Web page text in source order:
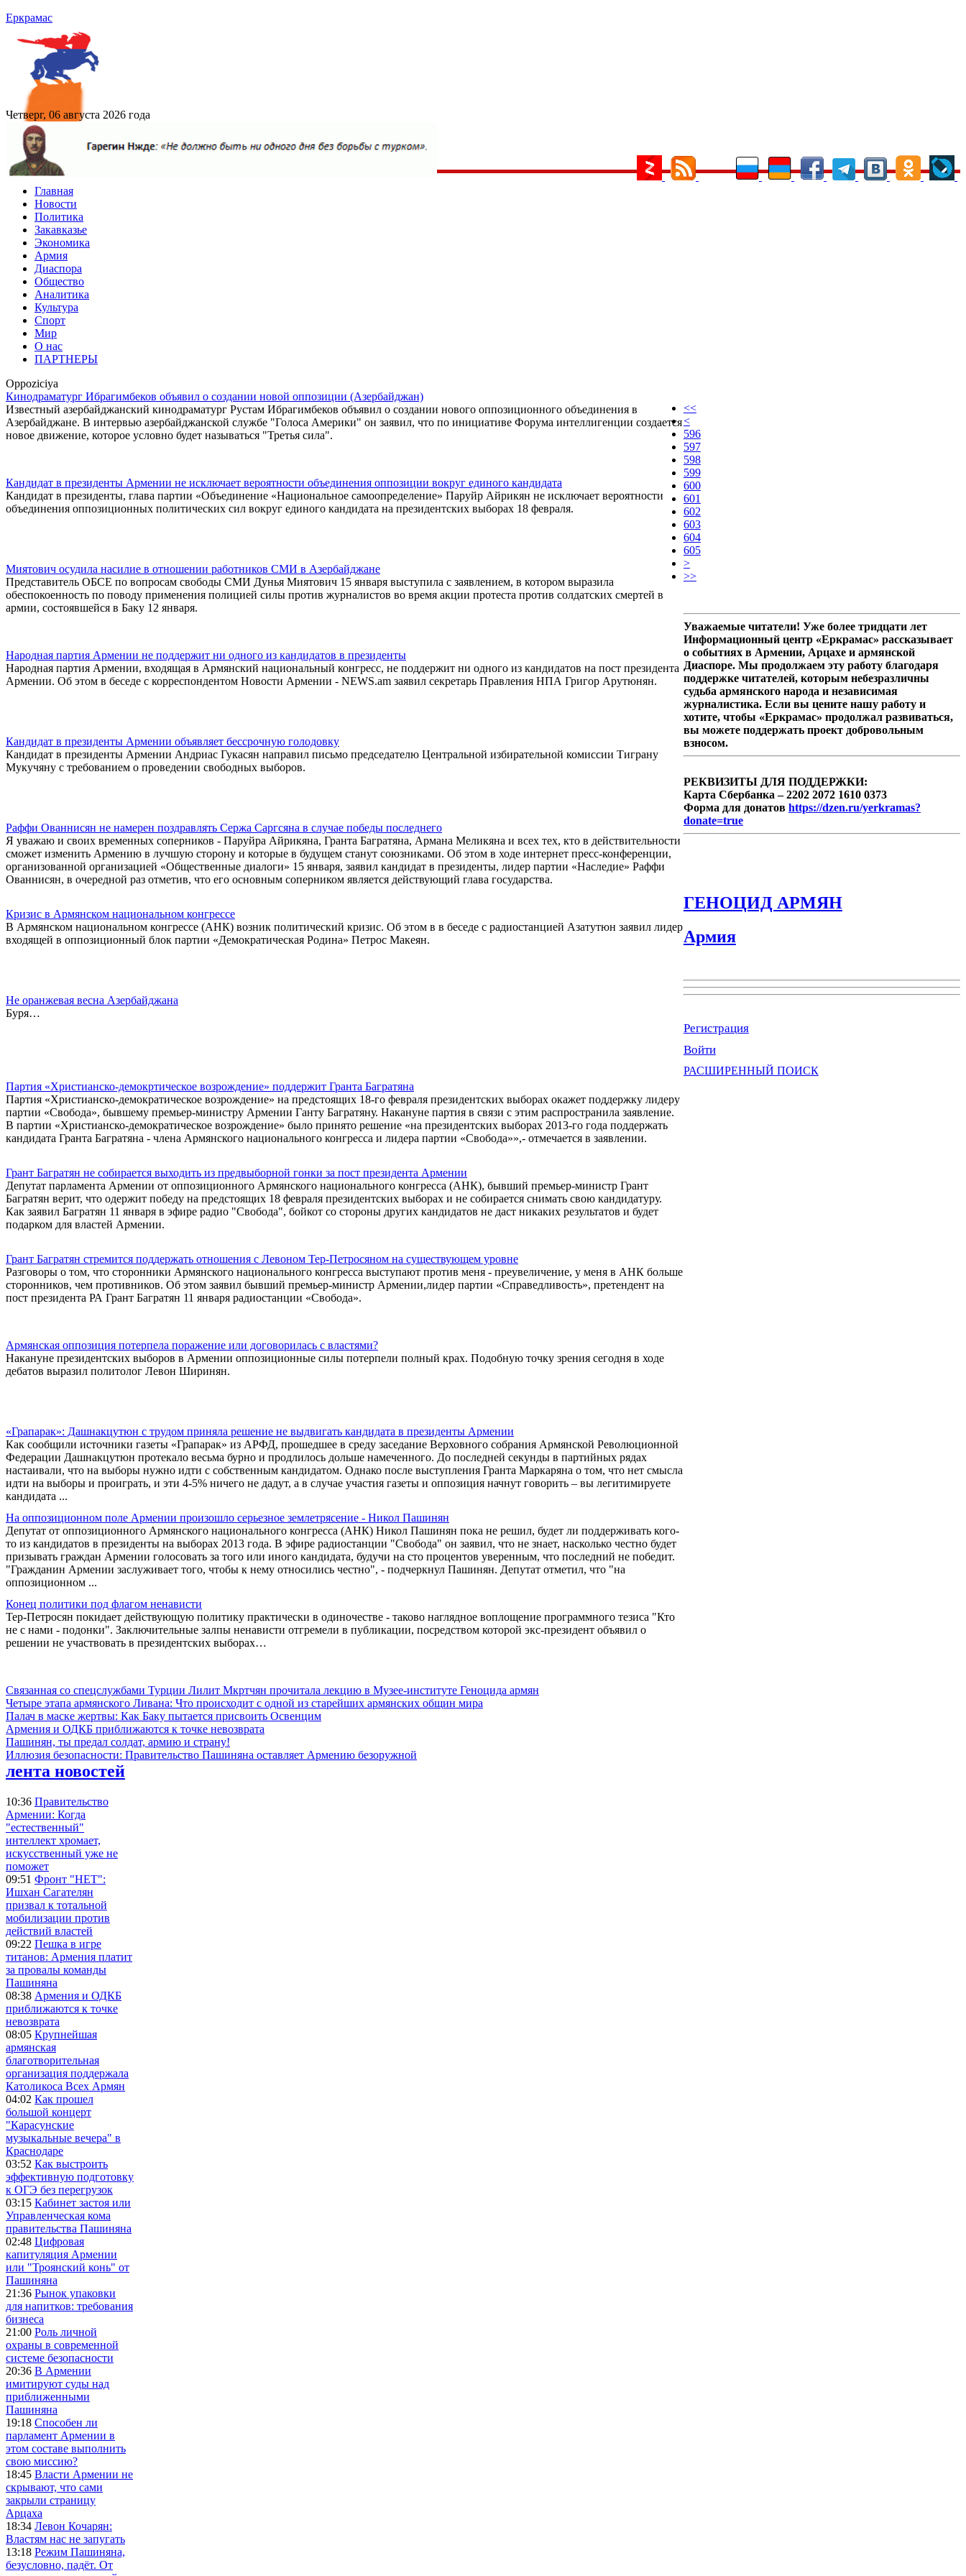
Еркрамас
Четверг, 06 августа 2026 года
Главная
Новости
Политика
Закавказье
Экономика
Армия
Диаспора
Общество
Аналитика
Культура
Спорт
Мир
О нас
ПАРТНЕРЫ
Oppoziciya
Кинодраматург Ибрагимбеков объявил о создании новой оппозиции (Азербайджан)
Известный азербайджанский кинодраматург Рустам Ибрагимбеков объявил о создании нового оппозиционного объединения в
Азербайджане. В интервью азербайджанской службе "Голоса Америки" он заявил, что по инициативе Форума интеллигенции создается
новое движение, которое условно будет называться "Третья сила".
Кандидат в президенты Армении не исключает вероятности объединения оппозиции вокруг единого кандидата
Кандидат в президенты, глава партии «Объединение «Национальное самоопределение» Паруйр Айрикян не исключает вероятности
объединения оппозиционных политических сил вокруг единого кандидата на президентских выборах 18 февраля.
Миятович осудила насилие в отношении работников СМИ в Азербайджане
Представитель ОБСЕ по вопросам свободы СМИ Дунья Миятович 15 января выступила с заявлением, в котором выразила
обеспокоенность по поводу применения полицией силы против журналистов во время акции протеста против солдатских смертей в
армии, состоявшейся в Баку 12 января.
Народная партия Армении не поддержит ни одного из кандидатов в президенты
Народная партия Армении, входящая в Армянский национальный конгресс, не поддержит ни одного из кандидатов на пост президента
Армении. Об этом в беседе с корреспондентом Новости Армении - NEWS.am заявил секретарь Правления НПА Григор Арутюнян.
Кандидат в президенты Армении объявляет бессрочную голодовку
Кандидат в президенты Армении Андриас Гукасян направил письмо председателю Центральной избирательной комиссии Тиграну
Мукучяну с требованием о проведении свободных выборов.
Раффи Ованнисян не намерен поздравлять Сержа Саргсяна в случае победы последнего
Я уважаю и своих временных соперников - Паруйра Айрикяна, Гранта Багратяна, Армана Меликяна и всех тех, кто в действительности
сможет изменить Армению в лучшую сторону и которые в будущем станут союзниками. Об этом в ходе интернет пресс-конференции,
организованной организацией «Общественные диалоги» 15 января, заявил кандидат в президенты, лидер партии «Наследие» Раффи
Ованнисян, в очередной раз отметив, что его основным соперником является действующий глава государства.
Кризис в Армянском национальном конгрессе
В Армянском национальном конгрессе (АНК) возник политический кризис. Об этом в в беседе с радиостанцией Азатутюн заявил лидер
входящей в оппозиционный блок партии «Демократическая Родина» Петрос Макеян.
Не оранжевая весна Азербайджана
Буря…
Партия «Христианско-демокртическое возрождение» поддержит Гранта Багратяна
Партия «Христианско-демократическое возрождение» на предстоящих 18-го февраля президентских выборах окажет поддержку лидеру
партии «Свобода», бывшему премьер-министру Армении Ганту Багратяну. Накануне партия в связи с этим распространила заявление.
В партии «Христианско-демократическое возрождение» было принято решение «на президентских выборах 2013-го года поддержать
кандидата Гранта Багратяна - члена Армянского национального конгресса и лидера партии «Свобода»»,- отмечается в заявлении.
Грант Багратян не собирается выходить из предвыборной гонки за пост президента Армении
Депутат парламента Армении от оппозиционного Армянского национального конгресса (АНК), бывший премьер-министр Грант
Багратян верит, что одержит победу на предстоящих 18 февраля президентских выборах и не собирается снимать свою кандидатуру.
Как заявил Багратян 11 января в эфире радио "Свобода", бойкот со стороны других кандидатов не даст никаких результатов и будет
подарком для властей Армении.
Грант Багратян стремится поддержать отношения с Левоном Тер-Петросяном на существующем уровне
Разговоры о том, что сторонники Армянского национального конгресса выступают против меня - преувеличение, у меня в АНК больше
сторонников, чем противников. Об этом заявил бывший премьер-министр Армении,лидер партии «Справедливость», претендент на
пост президента РА Грант Багратян 11 января радиостанции «Свобода».
Армянская оппозиция потерпела поражение или договорилась с властями?
Накануне президентских выборов в Армении оппозиционные силы потерпели полный крах. Подобную точку зрения сегодня в ходе
дебатов выразил политолог Левон Ширинян.
«Грапарак»: Дашнакцутюн с трудом приняла решение не выдвигать кандидата в президенты Армении
Как сообщили источники газеты «Грапарак» из АРФД, прошедшее в среду заседание Верховного собрания Армянской Революционной
Федерации Дашнакцутюн протекало весьма бурно и продлилось дольше намеченного. До последней секунды в партийных рядах
настаивали, что на выборы нужно идти с собственным кандидатом. Однако после выступления Гранта Маркаряна о том, что нет смысла
идти на выборы и проиграть, и эти 4-5% ничего не дадут, а в случае участия газеты и оппозиция начнут говорить – вы легитимируете
кандидата ...
На оппозиционном поле Армении произошло серьезное землетрясение - Никол Пашинян
Депутат от оппозиционного Армянского национального конгресса (АНК) Никол Пашинян пока не решил, будет ли поддерживать кого-
то из кандидатов в президенты на выборах 2013 года. В эфире радиостанции "Свобода" он заявил, что не знает, насколько честно будет
призывать граждан Армении голосовать за того или иного кандидата, будучи на сто процентов уверенным, что последний не победит.
"Гражданин Армении заслуживает того, чтобы к нему относились честно", - подчеркнул Пашинян. Депутат отметил, что "на
оппозиционном ...
Конец политики под флагом ненависти
Тер-Петросян покидает действующую политику практически в одиночестве - таково наглядное воплощение программного тезиса "Кто
не с нами - подонки". Заключительные залпы ненависти отгремели в публикации, посредством которой экс-президент объявил о
решении не участвовать в президентских выборах…
<<
<
596
597
598
599
600
601
602
603
604
605
>
>>
Уважаемые читатели! Уже более тридцати лет
Информационный центр «Еркрамас» рассказывает
о событиях в Армении, Арцахе и армянской
Диаспоре. Мы продолжаем эту работу благодаря
поддержке читателей, которым небезразличны
судьба армянского народа и независимая
журналистика. Если вы цените нашу работу и
хотите, чтобы «Еркрамас» продолжал развиваться,
вы можете поддержать проект добровольным
взносом.
РЕКВИЗИТЫ ДЛЯ ПОДДЕРЖКИ:
Карта Сбербанка – 2202 2072 1610 0373
Форма для донатов https://dzen.ru/yerkramas?
donate=true
ГЕНОЦИД АРМЯН
Связанная со спецслужбами Турции Лилит Мкртчян прочитала лекцию в Музее-институте Геноцида армян
Четыре этапа армянского Ливана: Что происходит с одной из старейших армянских общин мира
Палач в маске жертвы: Как Баку пытается присвоить Освенцим
Армия
Армения и ОДКБ приближаются к точке невозврата
Пашинян, ты предал солдат, армию и страну!
Иллюзия безопасности: Правительство Пашиняна оставляет Армению безоружной
Регистрация
Войти
РАСШИРЕННЫЙ ПОИСК
лента новостей
10:36 Правительство
Армении: Когда
"естественный"
интеллект хромает,
искусственный уже не
поможет
09:51 Фронт "НЕТ":
Ишхан Сагателян
призвал к тотальной
мобилизации против
действий властей
09:22 Пешка в игре
титанов: Армения платит
за провалы команды
Пашиняна
08:38 Армения и ОДКБ
приближаются к точке
невозврата
08:05 Крупнейшая
армянская
благотворительная
организация поддержала
Католикоса Всех Армян
04:02 Как прошел
большой концерт
"Карасунские
музыкальные вечера" в
Краснодаре
03:52 Как выстроить
эффективную подготовку
к ОГЭ без перегрузок
03:15 Кабинет застоя или
Управленческая кома
правительства Пашиняна
02:48 Цифровая
капитуляция Армении
или "Троянский конь" от
Пашиняна
21:36 Рынок упаковки
для напитков: требования
бизнеса
21:00 Роль личной
охраны в современной
системе безопасности
20:36 В Армении
имитируют суды над
приближенными
Пашиняна
19:18 Способен ли
парламент Армении в
этом составе выполнить
свою миссию?
18:45 Власти Армении не
скрывают, что сами
закрыли страницу
Арцаха
18:34 Левон Кочарян:
Властям нас не запугать
13:18 Режим Пашиняна,
безусловно, падёт. От